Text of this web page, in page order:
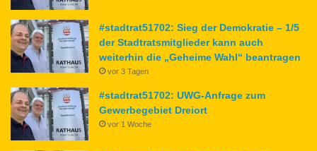
#stadtrat51702: Sieg der Demokratie – 1/5
der Stadtratsmitglieder kann auch
weiterhin die „Geheime Wahl“ beantragen
vor 3 Tagen
#stadtrat51702: UWG-Anfrage zum
Gewerbegebiet Dreiort
vor 1 Woche